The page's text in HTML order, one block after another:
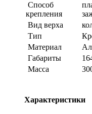
Способ
крепления
Вид верха
Тип
Материал
Габариты
Масса
Характеристики